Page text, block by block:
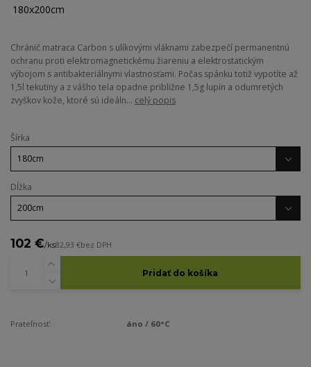
Chránič matraca Carbon s ulíkovými vláknami zabezpečí permanentnú
ochranu proti elektromagnetickému žiareniu a elektrostatickým
výbojom s antibakteriálnymi vlastnosťami. Počas spánku totiž vypotíte až
1,5l tekutiny a z vášho tela opadne približne 1,5g lupín a odumretých
zvyškov kože, ktoré sú ideáln... celý popis
Šírka
Dĺžka
102 €/ks82,93 €bez DPH
Pridať do košíka
Prateľnosť: áno / 60°C